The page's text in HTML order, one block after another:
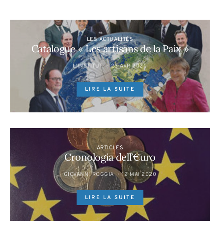
LES ACTUALITÉS
Catalogue « Les artisans de la Paix »
L'INSTITUT 23 AVR 2020
LIRE LA SUITE
ARTICLES
Cronologia dell’€uro
GIOVANNI ROGGIA 12 MAI 2020
LIRE LA SUITE